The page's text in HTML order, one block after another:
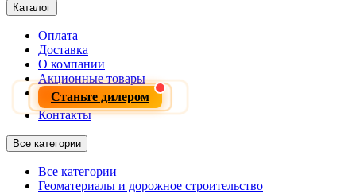
Каталог
Оплата
Доставка
О компании
Акционные товары
Станьте дилером
Контакты
Все категории
Все категории
Геоматериалы и дорожное строительство